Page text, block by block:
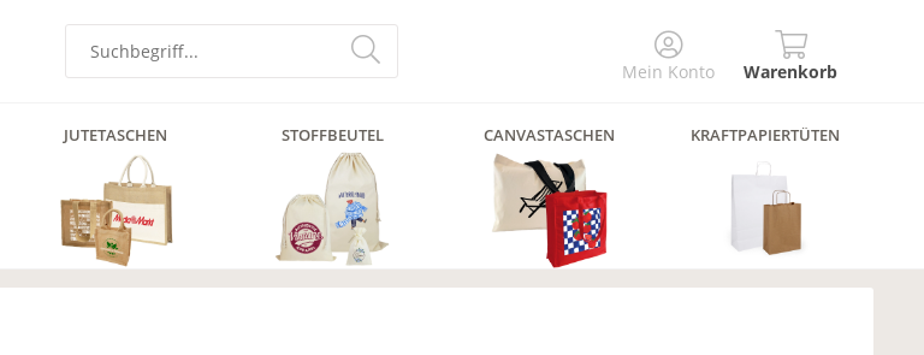
Mein Konto Warenkorb
JUTETASCHEN STOFFBEUTEL CANVASTASCHEN KRAFTPAPIERTÜTEN